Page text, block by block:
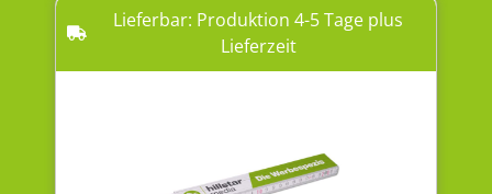
Lieferbar: Produktion 4-5 Tage plus
Lieferzeit